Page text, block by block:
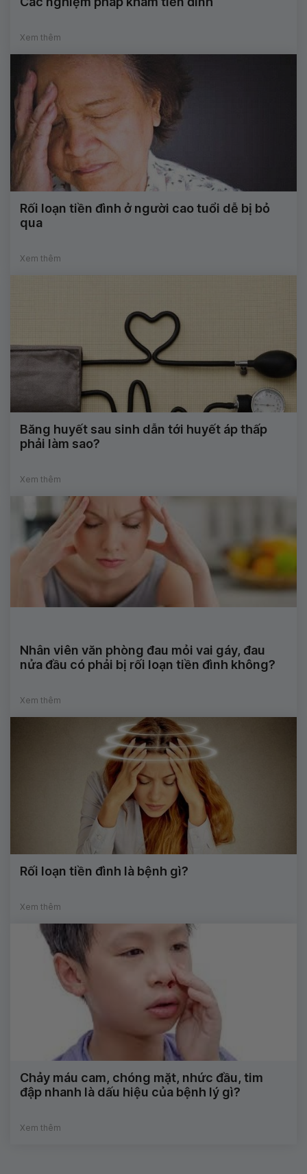
Xem thêm
Rối loạn tiền đình ở người cao tuổi dễ bị bỏ
qua
Xem thêm
Băng huyết sau sinh dẫn tới huyết áp thấp
phải làm sao?
Xem thêm
Nhân viên văn phòng đau mỏi vai gáy, đau
nửa đầu có phải bị rối loạn tiền đình không?
Xem thêm
Rối loạn tiền đình là bệnh gì?
Xem thêm
Chảy máu cam, chóng mặt, nhức đầu, tim
đập nhanh là dấu hiệu của bệnh lý gì?
Xem thêm